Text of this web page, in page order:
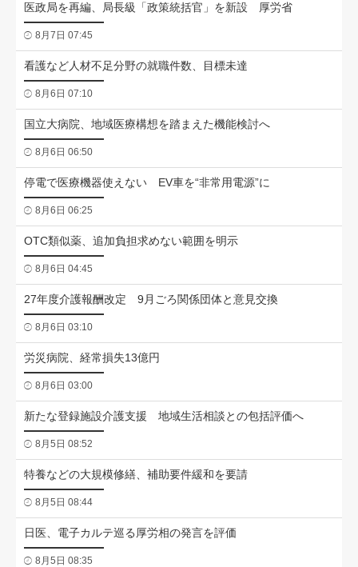
医政局を再編、局長級「政策統括官」を新設 厚労省
8月7日 07:45
看護など人材不足分野の就職件数、目標未達
8月6日 07:10
国立大病院、地域医療構想を踏まえた機能検討へ
8月6日 06:50
停電で医療機器使えない EV車を“非常用電源”に
8月6日 06:25
OTC類似薬、追加負担求めない範囲を明示
8月6日 04:45
27年度介護報酬改定 9月ごろ関係団体と意見交換
8月6日 03:10
労災病院、経常損失13億円
8月6日 03:00
新たな登録施設介護支援 地域生活相談との包括評価へ
8月5日 08:52
特養などの大規模修繕、補助要件緩和を要請
8月5日 08:44
日医、電子カルテ巡る厚労相の発言を評価
8月5日 08:35